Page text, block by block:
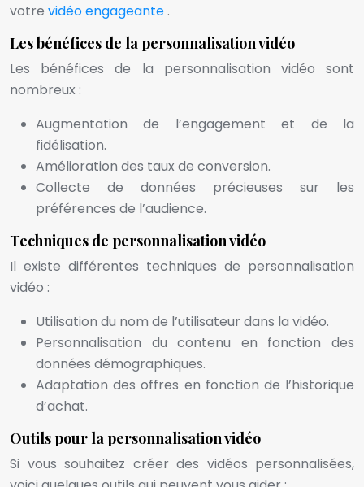
votre vidéo engageante .
Les bénéfices de la personnalisation vidéo
Les bénéfices de la personnalisation vidéo sont
nombreux :
Augmentation de l’engagement et de la
fidélisation.
Amélioration des taux de conversion.
Collecte de données précieuses sur les
préférences de l’audience.
Techniques de personnalisation vidéo
Il existe différentes techniques de personnalisation
vidéo :
Utilisation du nom de l’utilisateur dans la vidéo.
Personnalisation du contenu en fonction des
données démographiques.
Adaptation des offres en fonction de l’historique
d’achat.
Outils pour la personnalisation vidéo
Si vous souhaitez créer des vidéos personnalisées,